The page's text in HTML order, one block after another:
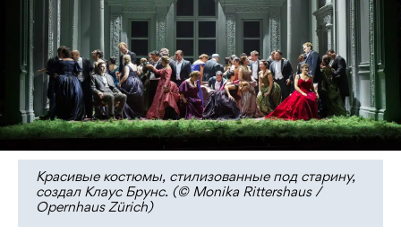
Красивые костюмы, стилизованные под старину,
создал Клаус Брунс. (© Monika Rittershaus /
Opernhaus Zürich)